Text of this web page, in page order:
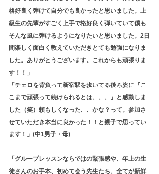
格好良く弾けて自分でも良かったと思いました。上
級生の先輩がすごく上手で格好良く弾いていて僕も
そんな風に弾けるようになりたいと思いました。2日
間楽しく面白く教えていただきとても勉強になりま
した。ありがとうございます。これからも頑張りま
す！！」
「チェロを背負って新宿駅を歩いてる後ろ姿に『こ
こまで頑張って続けられるとは、、、』と感動しま
した（笑）頼もしくなった、、かな？って。参加さ
せていただき本当に良かった！！と親子で思ってい
ます！」(中1男子・母)
「グループレッスンならではの緊張感や、年上の生
徒さんのお手本、初めて会う先生たち、全てが新鮮